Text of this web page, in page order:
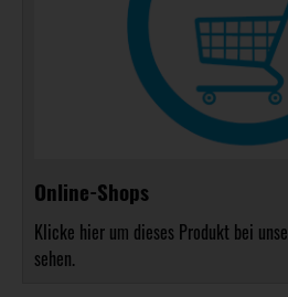
Online-Shops
Klicke hier um dieses Produkt bei
sehen.